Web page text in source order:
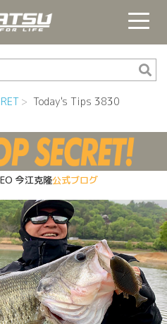
Today's Tips 3830
今江克隆公式ブログ